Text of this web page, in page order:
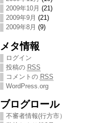
2009年10月 (21)
2009年9月 (21)
2009年8月 (9)
メタ情報
ログイン
投稿の RSS
コメントの RSS
WordPress.org
ブログロール
不審者情報(行方市）